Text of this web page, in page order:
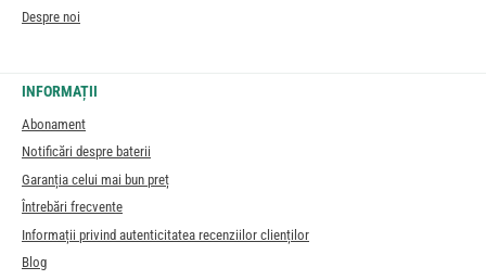
Despre noi
INFORMAȚII
Abonament
Notificări despre baterii
Garanția celui mai bun preț
Întrebări frecvente
Informații privind autenticitatea recenziilor clienților
Blog